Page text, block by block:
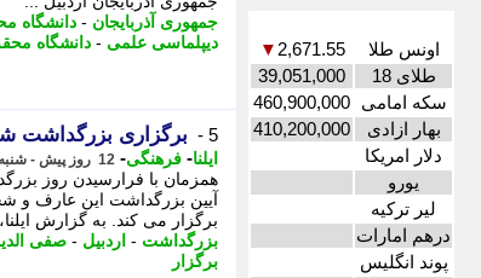
اونس طلا 2,671.55
▼
طلای 18
39,051,000
سکه امامی 460,900,000
بهار ازادی
410,200,000
دلار امریکا
یورو
لیر ترکیه
درهم امارات
پوند انگلیس
جمهوری آذربایجان - دانشگاه
دیپلماسی علمی - دانشگاه
5 - برگزاری بزرگداشت
ایلنا- فرهنگی- 12 روز پیش - شنبه 3 مرداد 1405، 15:30
همزمان با فرارسیدن روز
آیین بزرگداشت این عارف و
برگزار می کند. به گزارش ایلنا،
بزرگداشت - اردبیل - صفی
برگزار